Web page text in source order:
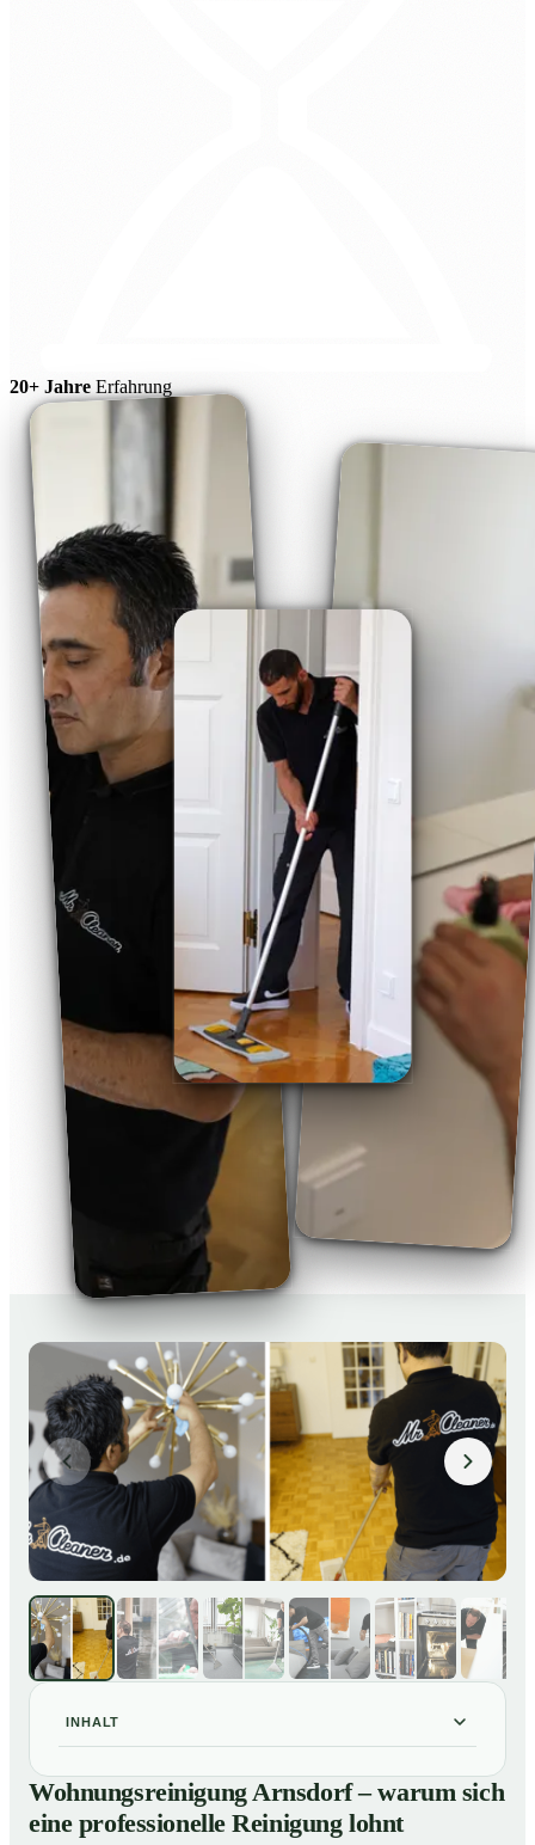
20+ Jahre Erfahrung
INHALT
01 Wohnungsreinigung Arnsdorf – warum sich eine
professionelle Reinigung lohnt
Wohnungsreinigung Arnsdorf – warum sich
eine professionelle Reinigung lohnt